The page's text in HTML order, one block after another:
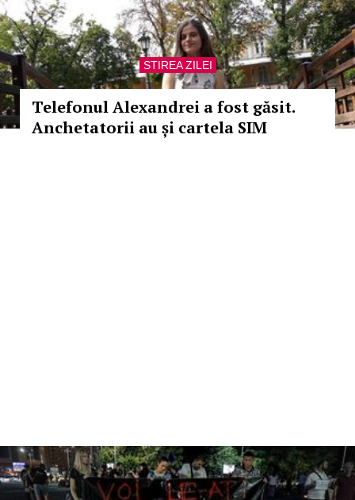
STIREA ZILEI
Telefonul Alexandrei a fost găsit.
Anchetatorii au și cartela SIM